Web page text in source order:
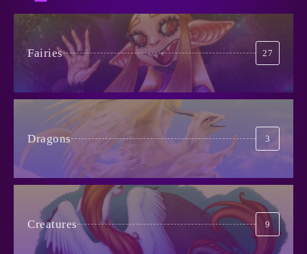
When Life is Simpler Than it
Seems
June 30, 2024
No to Pain!
May 15, 2024
May 5, 2024
1
Catman
January 29, 2026
2
The Cursed Mirror
January 27, 2026
Из Ада
Fairies 27
Dragons 3
Creatures 9